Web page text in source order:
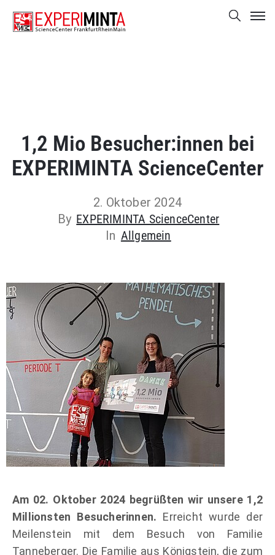
1,2 Mio Besucher:innen bei
EXPERIMINTA ScienceCenter
2. Oktober 2024
By EXPERIMINTA ScienceCenter
In Allgemein
Am 02. Oktober 2024 begrüßten wir unsere 1,2
Millionsten Besucherinnen. Erreicht wurde der
Meilenstein mit dem Besuch von Familie
Tanneberger. Die Familie aus Königstein, die zum